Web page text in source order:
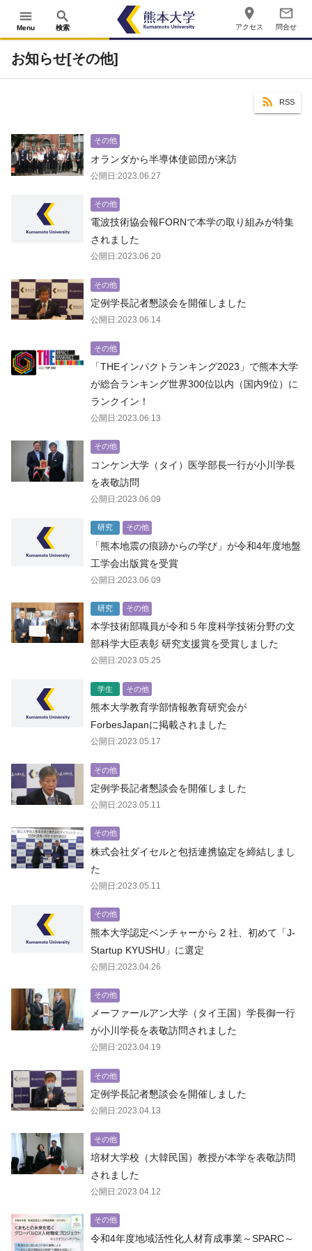
menu
Menu
search
検索
place
アクセス
mail_outline
問合せ
お知らせ[その他]
RSS
その他
オランダから半導体使節団が来訪
公開日:2023.06.27
その他
電波技術協会報FORNで本学の取り組みが特集
されました
公開日:2023.06.20
その他
定例学長記者懇談会を開催しました
公開日:2023.06.14
その他
「THEインパクトランキング2023」で熊本大学
が総合ランキング世界300位以内（国内9位）に
ランクイン！
公開日:2023.06.13
その他
コンケン大学（タイ）医学部長一行が小川学長
を表敬訪問
公開日:2023.06.09
研究 その他
「熊本地震の痕跡からの学び」が令和4年度地盤
工学会出版賞を受賞
公開日:2023.06.09
研究 その他
本学技術部職員が令和５年度科学技術分野の文
部科学大臣表彰 研究支援賞を受賞しました
公開日:2023.05.25
学生 その他
熊本大学教育学部情報教育研究会が
ForbesJapanに掲載されました
公開日:2023.05.17
その他
定例学長記者懇談会を開催しました
公開日:2023.05.11
その他
株式会社ダイセルと包括連携協定を締結しまし
た
公開日:2023.05.11
その他
熊本大学認定ベンチャーから 2 社、初めて「J-
Startup KYUSHU」に選定
公開日:2023.04.26
その他
メーファールアン大学（タイ王国）学長御一行
が小川学長を表敬訪問されました
公開日:2023.04.19
その他
定例学長記者懇談会を開催しました
公開日:2023.04.13
その他
培材大学校（大韓民国）教授が本学を表敬訪問
されました
公開日:2023.04.12
その他
令和4年度地域活性化人材育成事業～SPARC～